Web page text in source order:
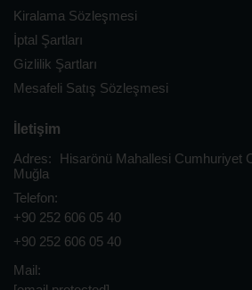
Kiralama Sözleşmesi
İptal Şartları
Gizlilik Şartları
Mesafeli Satış Sözleşmesi
İletişim
Adres:
Hisarönü Mahallesi Cumhuriyet
Muğla
Telefon:
+90 252 606 05 40
+90 252 606 05 40
Mail: